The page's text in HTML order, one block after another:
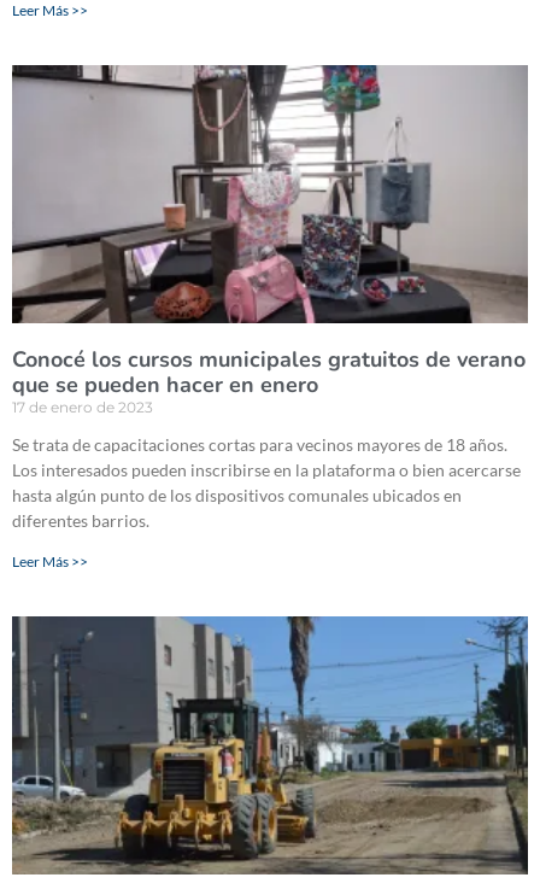
Leer Más >>
Conocé los cursos municipales gratuitos de verano
que se pueden hacer en enero
17 de enero de 2023
Se trata de capacitaciones cortas para vecinos mayores de 18 años.
Los interesados pueden inscribirse en la plataforma o bien acercarse
hasta algún punto de los dispositivos comunales ubicados en
diferentes barrios.
Leer Más >>